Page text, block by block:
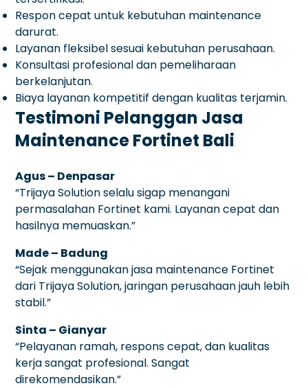
Respon cepat untuk kebutuhan maintenance
darurat.
Layanan fleksibel sesuai kebutuhan perusahaan.
Konsultasi profesional dan pemeliharaan
berkelanjutan.
Biaya layanan kompetitif dengan kualitas terjamin.
Testimoni Pelanggan Jasa
Maintenance Fortinet Bali
Agus – Denpasar
“Trijaya Solution selalu sigap menangani
permasalahan Fortinet kami. Layanan cepat dan
hasilnya memuaskan.”
Made – Badung
“Sejak menggunakan jasa maintenance Fortinet
dari Trijaya Solution, jaringan perusahaan jauh lebih
stabil.”
Sinta – Gianyar
“Pelayanan ramah, respons cepat, dan kualitas
kerja sangat profesional. Sangat
direkomendasikan.”